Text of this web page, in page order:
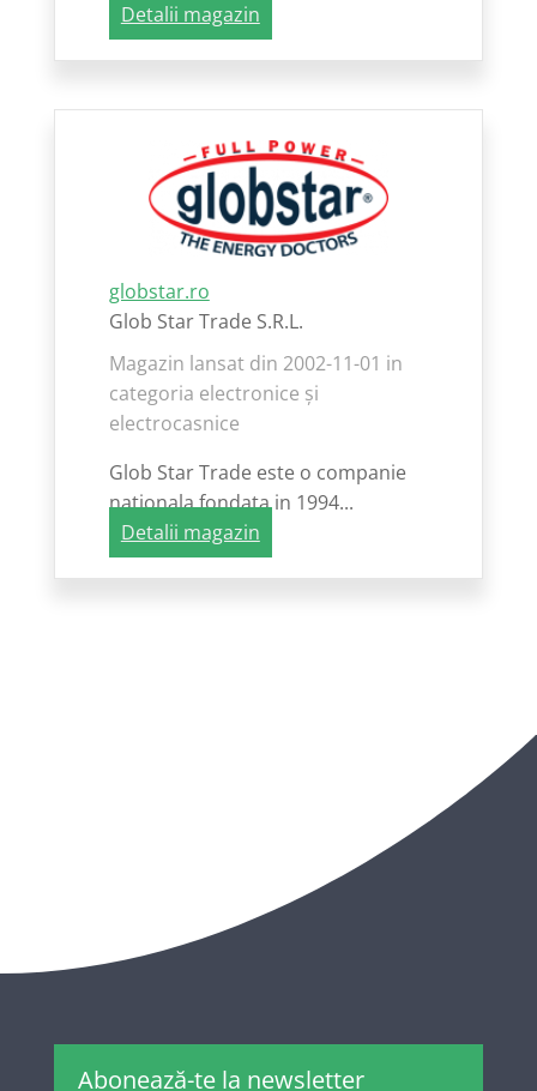
Detalii magazin
globstar.ro
Glob Star Trade S.R.L.
Magazin lansat din 2002-11-01 in
categoria electronice și
electrocasnice
Glob Star Trade este o companie
nationala fondata in 1994...
Detalii magazin
Abonează-te la newsletter